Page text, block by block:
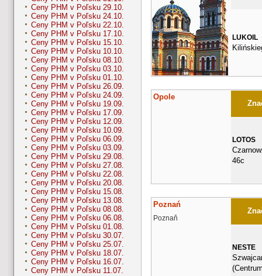
Ceny PHM v Poľsku 29.10.
Ceny PHM v Poľsku 24.10.
Ceny PHM v Poľsku 22.10.
Ceny PHM v Poľsku 17.10.
Ceny PHM v Poľsku 15.10.
Ceny PHM v Poľsku 10.10.
Ceny PHM v Poľsku 08.10.
Ceny PHM v Poľsku 03.10.
Ceny PHM v Poľsku 01.10.
Ceny PHM v Poľsku 26.09.
Ceny PHM v Poľsku 24.09.
Ceny PHM v Poľsku 19.09.
Ceny PHM v Poľsku 17.09.
Ceny PHM v Poľsku 12.09.
Ceny PHM v Poľsku 10.09.
Ceny PHM v Poľsku 06.09.
Ceny PHM v Poľsku 03.09.
Ceny PHM v Poľsku 29.08.
Ceny PHM v Poľsku 27.08.
Ceny PHM v Poľsku 22.08.
Ceny PHM v Poľsku 20.08.
Ceny PHM v Poľsku 15.08.
Ceny PHM v Poľsku 13.08.
Ceny PHM v Poľsku 08.08.
Ceny PHM v Poľsku 06.08.
Ceny PHM v Poľsku 01.08.
Ceny PHM v Poľsku 30.07.
Ceny PHM v Poľsku 25.07.
Ceny PHM v Poľsku 18.07.
Ceny PHM v Poľsku 16.07.
Ceny PHM v Poľsku 11.07.
LUKOIL
Opole
LOTOS
46c
Poznań
Poznaň
NESTE